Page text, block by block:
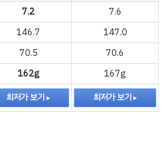
7.2
7.6
146.7
147.0
70.5
70.6
162g
167g
최저가 보기 최저가 보기